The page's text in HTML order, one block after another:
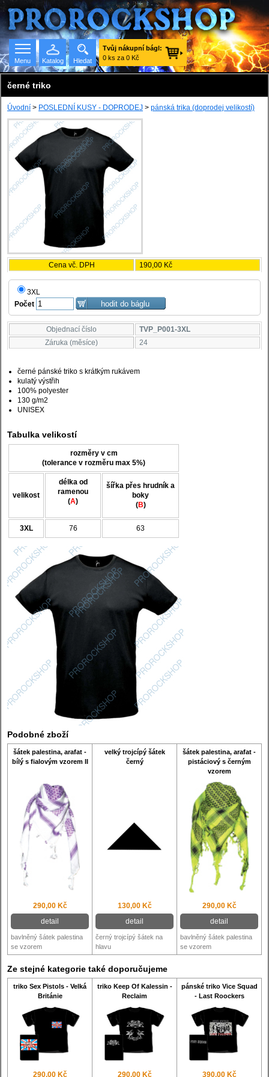
Hledat
Menu
Tvůj nákupní bágl:
0 ks za 0 Kč
černé triko
Úvodní > POSLEDNÍ KUSY - DOPRODEJ > pánská trika (doprodej velikostí)
Cena vč. DPH 190,00 Kč
3XL
Počet
Objednací číslo
TVP_P001-3XL
Záruka (měsíce)
24
černé pánské triko s krátkým rukávem
kulatý výstřih
100% polyester
130 g/m2
UNISEX
Tabulka velikostí
rozměry v cm
(tolerance v rozměru max 5%)
velikost
délka od
ramenou
(A)
šířka přes hrudník a
boky
(B)
3XL 76 63
Podobné zboží
šátek palestina, arafat -
bílý s fialovým vzorem II
velký trojcípý šátek
černý
šátek palestina, arafat -
pistáciový s černým
vzorem
290,00 Kč
detail
130,00 Kč
detail
290,00 Kč
detail
bavlněný šátek palestina
se vzorem
černý trojcípý šátek na
hlavu
bavlněný šátek palestina
se vzorem
Ze stejné kategorie také doporučujeme
triko Sex Pistols - Velká
Británie
triko Keep Of Kalessin -
Reclaim
pánské triko Vice Squad
- Last Roockers
290,00 Kč 290,00 Kč 390,00 Kč
Katalog